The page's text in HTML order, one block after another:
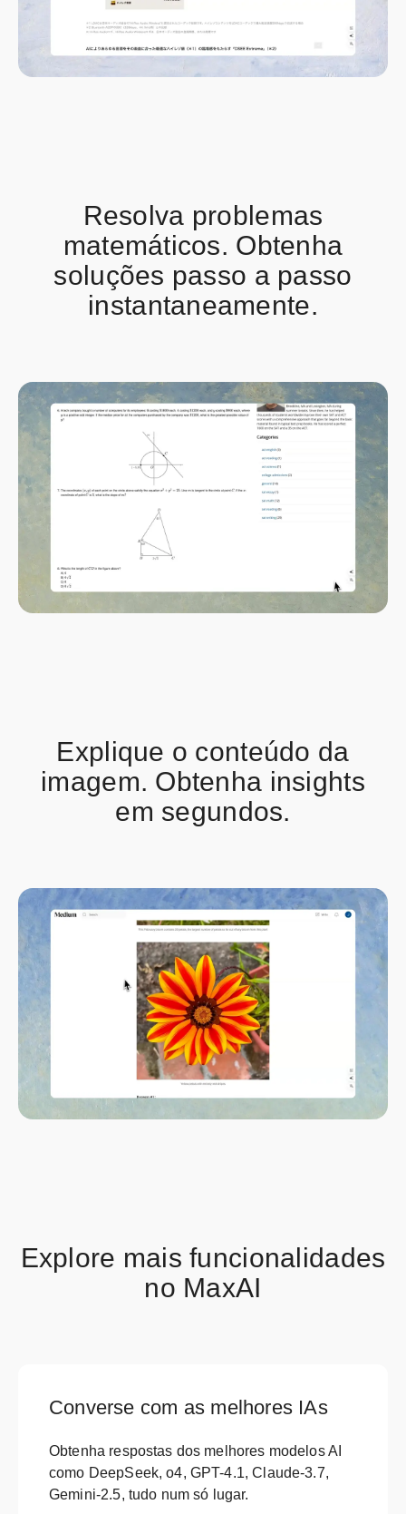
Resolva problemas
matemáticos. Obtenha
soluções passo a passo
instantaneamente.
Explique o conteúdo da
imagem. Obtenha insights
em segundos.
Explore mais funcionalidades
no MaxAI
Converse com as melhores IAs
Obtenha respostas dos melhores modelos AI
como DeepSeek, o4, GPT-4.1, Claude-3.7,
Gemini-2.5, tudo num só lugar.